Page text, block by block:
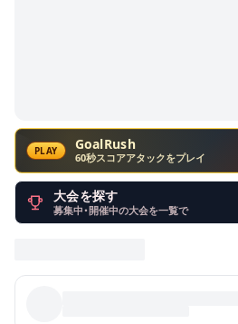
PLAY GoalRush
60秒スコアアタックをプレイ
大会を探す
募集中・開催中の大会を一覧で